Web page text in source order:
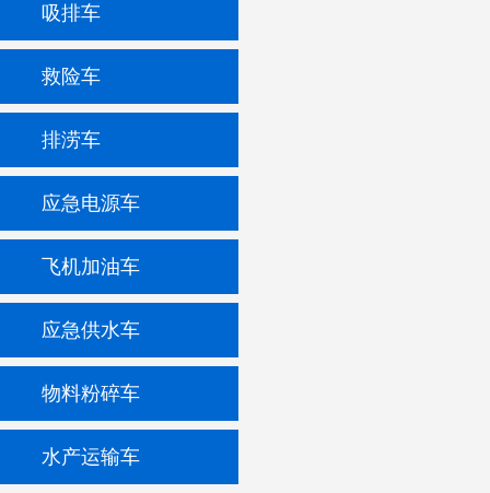
吸排车
救险车
排涝车
应急电源车
飞机加油车
应急供水车
物料粉碎车
水产运输车